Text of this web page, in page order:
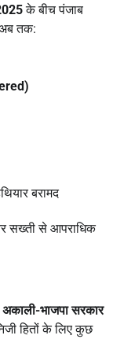
के बीच पंजाब
अब तक:
बरामद
सख्ती से आपराधिक
अकाली-भाजपा सरकार
हितों के लिए कुछ